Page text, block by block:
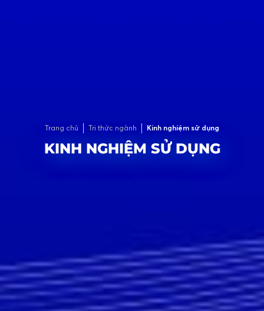
Trang chủ Tri thức ngành Kinh nghiệm sử dụng
KINH NGHIỆM SỬ DỤNG